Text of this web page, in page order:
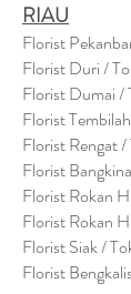
RIAU
Florist
Florist Duri /
Florist Dumai /
Florist
Florist Rengat
Florist
Florist Rokan
Florist Rokan
Florist Siak /
Florist